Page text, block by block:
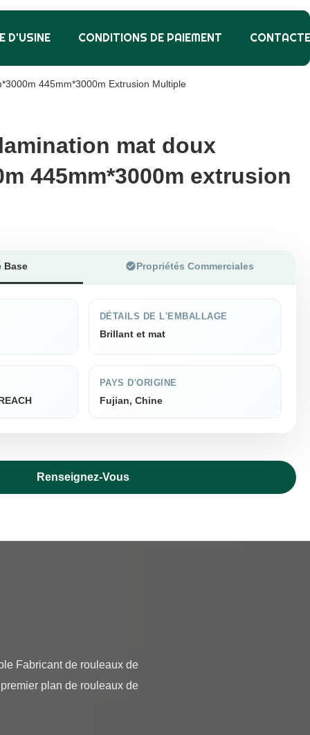
D'USINE CONDITIONS DE PAIEMENT
445mm*3000m Extrusion Multiple
mat doux
445mm*3000m extrusion
mat doux
445mm*3000m extrusion
Base Propriétés Commerciales
DÉTAILS DE L'EMBALLAGE
Brillant et mat
PAYS D'ORIGINE
Fujian, Chine
Renseignez-Vous
plan de rouleaux de